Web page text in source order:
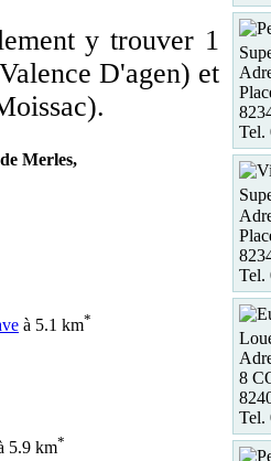
y trouver 1
D'agen) et
Merles,
à 5.1 km*
5.9 km*
Tel.
Tel.
8
Tel.